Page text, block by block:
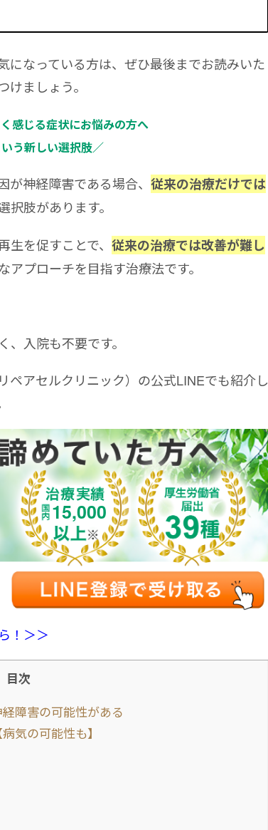
になっている方は、ぜひ最後までお読みいた
ましょう。
感じる症状にお悩みの方へ
う新しい選択肢／
神経障害である場合、 従来の治療だけでは
択肢があります。
を促すことで、 従来の治療では改善が難し
アプローチを目指す治療法です。
入院も不要です。
ペアセルクリニック）の公式LINEでも紹介し
15,000
！＞＞
目次
障害の可能性がある
気の可能性も】